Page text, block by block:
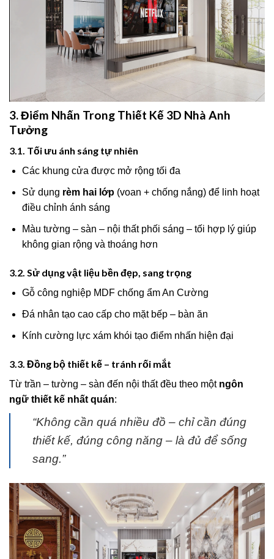
3. Điểm Nhấn Trong Thiết Kế 3D Nhà Anh
Tưởng
3.1. Tối ưu ánh sáng tự nhiên
Các khung cửa được mở rộng tối đa
Sử dụng rèm hai lớp(voan + chống nắng) để linh hoạt
điều chỉnh ánh sáng
Màu tường – sàn – nội thất phối sáng – tối hợp lý giúp
không gian rộng và thoáng hơn
3.2. Sử dụng vật liệu bền đẹp, sang trọng
Gỗ công nghiệp MDF chống ẩm An Cường
Đá nhân tạo cao cấp cho mặt bếp – bàn ăn
Kính cường lực xám khói tạo điểm nhấn hiện đại
3.3. Đồng bộ thiết kế – tránh rối mắt
Từ trần – tường – sàn đến nội thất đều theo một ngôn
ngữ thiết kế nhất quán:
“Không cần quá nhiều đồ – chỉ cần đúng
thiết kế, đúng công năng – là đủ để sống
sang.”